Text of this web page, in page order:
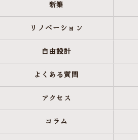
新築
リノベーション
自由設計
よくある質問
アクセス
コラム